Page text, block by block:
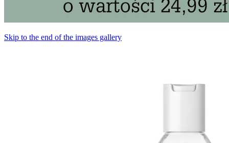
Skip to the end of the images gallery